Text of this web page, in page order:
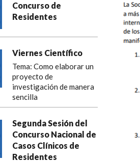
Concurso de
Residentes
Viernes Científico
Tema: Como elaborar un
proyecto de
investigación de manera
sencilla
Segunda Sesión del
Concurso Nacional de
Casos Clínicos de
Residentes